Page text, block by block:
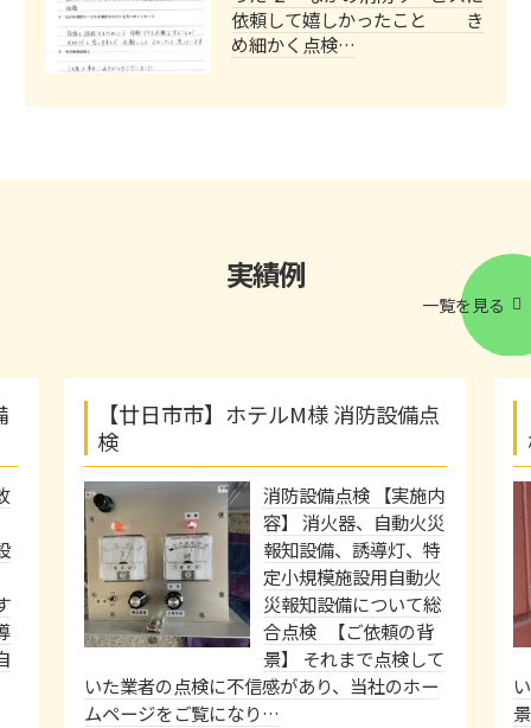
依頼して嬉しかったこと き
め細かく点検…
実績例
一覧を見る
【廿日市市】ホテルM様 消防設備点
検
消防設備点検 【実施内
容】 消火器、自動火災
報知設備、誘導灯、特
定小規模施設用自動火
災報知設備について総
合点検 【ご依頼の背
景】 それまで点検して
いた業者の点検に不信感があり、当社のホー
ムページをご覧になり…